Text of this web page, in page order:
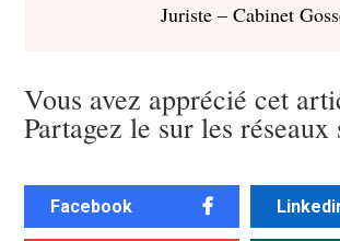
Juriste – Cabinet
Vous avez apprécié cet
Partagez le sur les réseaux
Facebook